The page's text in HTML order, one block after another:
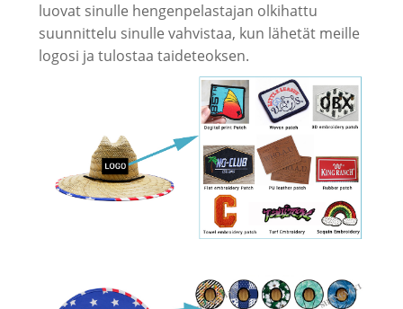
luovat sinulle hengenpelastajan olkihattu
suunnittelu sinulle vahvistaa, kun lähetät meille
logosi ja tulostaa taideteoksen.